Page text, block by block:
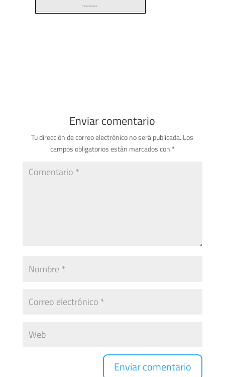
Enviar comentario
Tu dirección de correo electrónico no será publicada. Los
campos obligatorios están marcados con *